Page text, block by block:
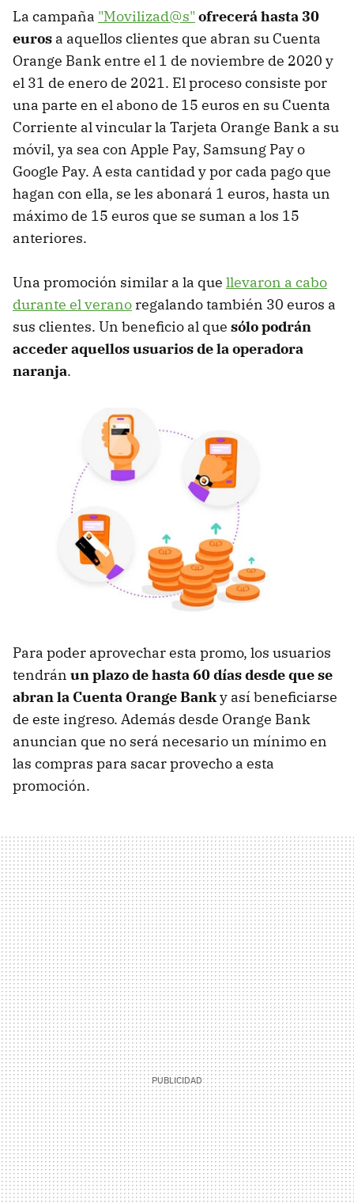
La campaña "Movilizad@s" ofrecerá hasta 30
euros a aquellos clientes que abran su Cuenta
Orange Bank entre el 1 de noviembre de 2020 y
el 31 de enero de 2021. El proceso consiste por
una parte en el abono de 15 euros en su Cuenta
Corriente al vincular la Tarjeta Orange Bank a su
móvil, ya sea con Apple Pay, Samsung Pay o
Google Pay. A esta cantidad y por cada pago que
hagan con ella, se les abonará 1 euros, hasta un
máximo de 15 euros que se suman a los 15
anteriores.
Una promoción similar a la que llevaron a cabo
durante el verano regalando también 30 euros a
sus clientes. Un beneficio al que sólo podrán
acceder aquellos usuarios de la operadora
naranja.
Para poder aprovechar esta promo, los usuarios
tendrán un plazo de hasta 60 días desde que se
abran la Cuenta Orange Banky así beneficiarse
de este ingreso. Además desde Orange Bank
anuncian que no será necesario un mínimo en
las compras para sacar provecho a esta
promoción.